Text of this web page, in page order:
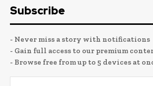
Subscribe
- Never miss a story with notifications
- Gain full access to our premium
- Browse free from up to 5 devices at